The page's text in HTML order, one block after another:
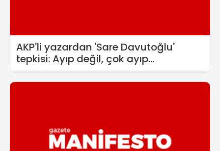
AKP'li yazardan 'Sare Davutoğlu'
tepkisi: Ayıp değil, çok ayıp...